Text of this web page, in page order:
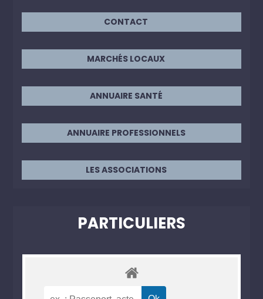
CONTACT
MARCHÉS LOCAUX
ANNUAIRE SANTÉ
ANNUAIRE PROFESSIONNELS
LES ASSOCIATIONS
PARTICULIERS